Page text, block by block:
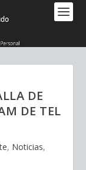
DE
DE TEL
, Noticias,